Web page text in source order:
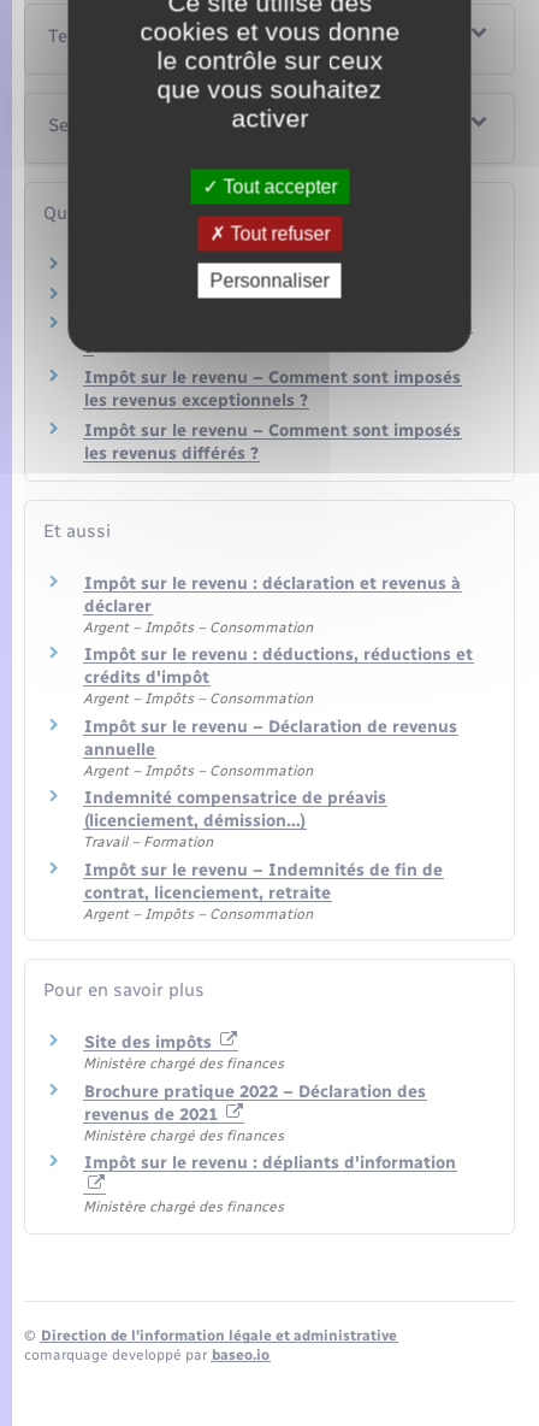
Textes de référence
Services en ligne et formulaires
Questions ? Réponses !
Qu'est-ce que le revenu fiscal de référence ?
Impôt sur le revenu – Qui est imposable ?
?
Impôt sur le revenu – Comment sont imposés
les revenus exceptionnels ?
Impôt sur le revenu – Comment sont imposés
les revenus différés ?
Et aussi
Impôt sur le revenu : déclaration et revenus à
déclarer
Argent – Impôts – Consommation
Impôt sur le revenu : déductions, réductions et
crédits d'impôt
Argent – Impôts – Consommation
Impôt sur le revenu – Déclaration de revenus
annuelle
Argent – Impôts – Consommation
Indemnité compensatrice de préavis
(licenciement, démission…)
Travail – Formation
Impôt sur le revenu – Indemnités de fin de
contrat, licenciement, retraite
Argent – Impôts – Consommation
Pour en savoir plus
Site des impôts
Ministère chargé des finances
Brochure pratique 2022 – Déclaration des
revenus de 2021
Ministère chargé des finances
Impôt sur le revenu : dépliants d'information
Ministère chargé des finances
© Direction de l’information légale et administrative
comarquage developpé par baseo.io
cookies et vous donne
le contrôle sur ceux
que vous souhaitez
activer
Tout accepter
Tout refuser
Personnaliser